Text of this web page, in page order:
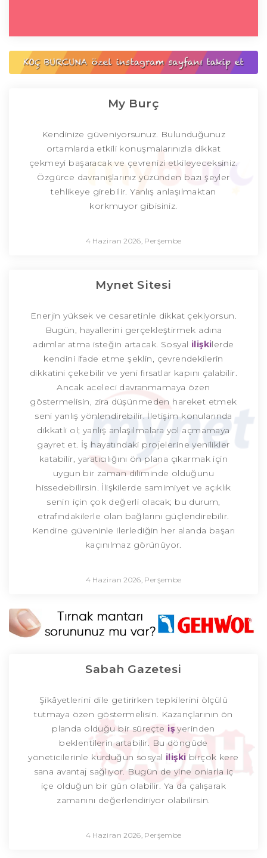
My Burç
Kendinize güveniyorsunuz. Bulunduğunuz
ortamlarda etkili konuşmalarınızla dikkat
çekmeyi başaracak ve çevrenizi etkileyeceksiniz.
Özgürce davranışlarınız yüzünden bazı şeyler
tehlikeye girebilir. Yanlış anlaşılmaktan
korkmuyor gibisiniz.
4 Haziran 2026, Perşembe
Mynet Sitesi
Enerjin yüksek ve cesaretinle dikkat çekiyorsun.
Bugün, hayallerini gerçekleştirmek adına
adımlar atma isteğin artacak. Sosyal ilişkilerde
kendini ifade etme şeklin, çevrendekilerin
dikkatini çekebilir ve yeni fırsatlar kapını çalabilir.
Ancak aceleci davranmamaya özen
göstermelisin, zira düşünmeden hareket etmek
seni yanlış yönlendirebilir. İletişim konularında
dikkatli ol; yanlış anlaşılmalara yol açmamaya
gayret et. İş hayatındaki projelerine yenilikler
katabilir, yaratıcılığını ön plana çıkarmak için
uygun bir zaman diliminde olduğunu
hissedebilirsin. İlişkilerde samimiyet ve açıklık
senin için çok değerli olacak; bu durum,
etrafındakilerle olan bağlarını güçlendirebilir.
Kendine güveninle ilerlediğin her alanda başarı
kaçınılmaz görünüyor.
4 Haziran 2026, Perşembe
Sabah Gazetesi
Şikâyetlerini dile getirirken tepkilerini ölçülü
tutmaya özen göstermelisin. Kazançlarının ön
planda olduğu bir süreçte işyerinden
beklentilerin artabilir. Bu döngüde
yöneticilerinle kurduğun sosyal ilişki birçok kere
sana avantaj sağlıyor. Bugün de yine onlarla iç
içe olduğun bir gün olabilir. Ya da çalışarak
zamanını değerlendiriyor olabilirsin.
4 Haziran 2026, Perşembe